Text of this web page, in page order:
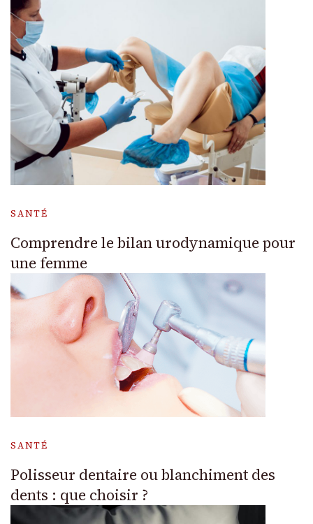
SANTÉ
Comprendre le bilan urodynamique pour
une femme
SANTÉ
Polisseur dentaire ou blanchiment des
dents : que choisir ?